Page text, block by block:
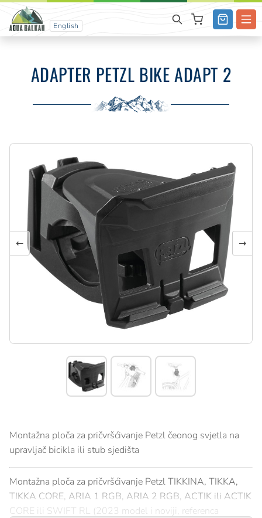
English
ADAPTER PETZL BIKE ADAPT 2
← →
Montažna ploča za pričvršćivanje Petzl čeonog svjetla na
upravljač bicikla ili stub sjedišta
Montažna ploča za pričvršćivanje Petzl TIKKINA, TIKKA,
TIKKA CORE, ARIA 1 RGB, ARIA 2 RGB, ACTIK ili ACTIK
CORE ili SWIFT RL (2023 model i noviji, referenca